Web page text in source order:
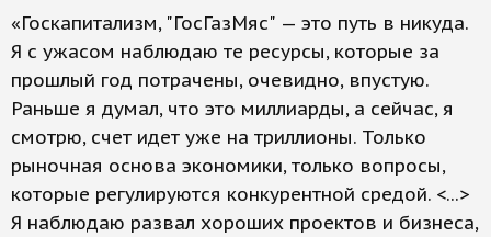
«Госкапитализм, "ГосГазМяс" — это путь в никуда.
Я с ужасом наблюдаю те ресурсы, которые за
прошлый год потрачены, очевидно, впустую.
Раньше я думал, что это миллиарды, а сейчас, я
смотрю, счет идет уже на триллионы. Только
рыночная основа экономики, только вопросы,
которые регулируются конкурентной средой. <...>
Я наблюдаю развал хороших проектов и бизнеса,